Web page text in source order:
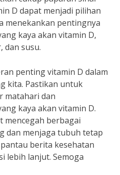
D dapat menjadi pilihan
menekankan pentingnya
kaya akan vitamin D,
dan susu.
penting vitamin D dalam
kita. Pastikan untuk
matahari dan
kaya akan vitamin D.
mencegah berbagai
dan menjaga tubuh tetap
berita kesehatan
lebih lanjut. Semoga